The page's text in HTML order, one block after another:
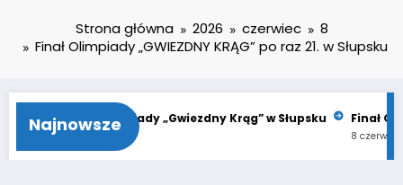
Strona główna 2026 czerwiec
8
Finał Olimpiady „GWIEZDNY KRĄG” po raz 21. w Słupsku
Najnowsze
Finał Olimpiady „Gwiezdny Krąg” w Słupsku
czerwca 2026
Finał Olimpiady
8 czerwca 2026